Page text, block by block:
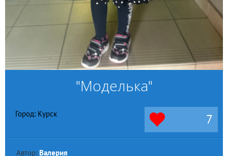
"Моделька"
Город: Курск 7
Автор: Валерия